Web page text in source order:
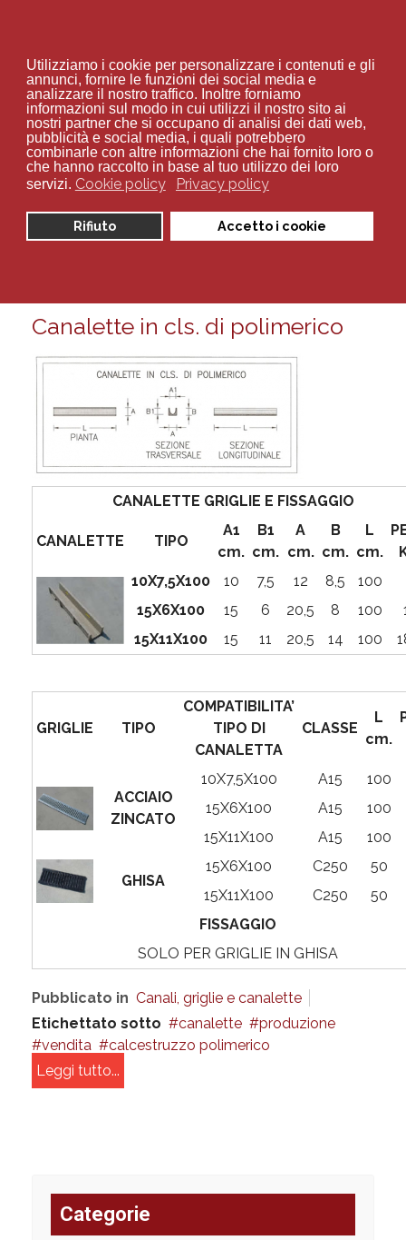
Utilizziamo i cookie per personalizzare i contenuti e gli
annunci, fornire le funzioni dei social media e
analizzare il nostro traffico. Inoltre forniamo
informazioni sul modo in cui utilizzi il nostro sito ai
nostri partner che si occupano di analisi dei dati web,
pubblicità e social media, i quali potrebbero
combinarle con altre informazioni che hai fornito loro o
che hanno raccolto in base al tuo utilizzo dei loro
servizi. Cookie policy Privacy policy
Rifiuto Accetto i cookie
Sei qui:Home calcestruzzo polimerico
Visualizza articoli per tag:
calcestruzzo polimerico
Canalette in cls. di polimerico
CANALETTE GRIGLIE E FISSAGGIO
CANALETTE TIPO
A1
cm.
B1
cm.
A
cm.
B
cm.
L
cm.
10X7,5X100
10 7,5 12 8,5
100
15X6X100
15 6 20,5 8 100
15X11X100
15 11 20,5 14 100
GRIGLIE TIPO
COMPATIBILITA’
TIPO DI
CANALETTA
CLASSE
L
cm.
ACCIAIO
ZINCATO
10X7,5X100 A15
100
15X6X100
A15
100
15X11X100
A15 100
GHISA
15X6X100 C250
50
15X11X100
C250
50
FISSAGGIO
SOLO PER GRIGLIE IN GHISA
Pubblicato in Canali, griglie e canalette
Etichettato sotto
canalette
produzione
vendita
calcestruzzo polimerico
Leggi tutto...
Categorie